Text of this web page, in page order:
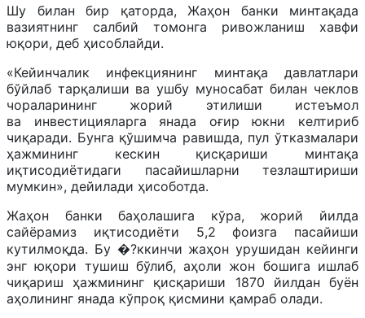
Шу билан бир қаторда, Жаҳон банки минтақада
вазиятнинг салбий томонга ривожланиш хавфи
юқори, деб ҳисоблайди.
«Кейинчалик инфекциянинг минтақа давлатлари
бўйлаб тарқалиши ва ушбу муносабат билан чеклов
чораларининг жорий этилиши истеъмол
ва инвестицияларга янада оғир юкни келтириб
чиқаради. Бунга қўшимча равишда, пул ўтказмалари
ҳажмининг кескин қисқариши минтақа
иқтисодиётидаги пасайишларни тезлаштириши
мумкин», дейилади ҳисоботда.
Жаҳон банки баҳолашига кўра, жорий йилда
сайёрамиз иқтисодиёти 5,2 фоизга пасайиши
кутилмоқда. Бу �?ккинчи жаҳон урушидан кейинги
энг юқори тушиш бўлиб, аҳоли жон бошига ишлаб
чиқариш ҳажмининг қисқариши 1870 йилдан буён
аҳолининг янада кўпроқ қисмини қамраб олади.